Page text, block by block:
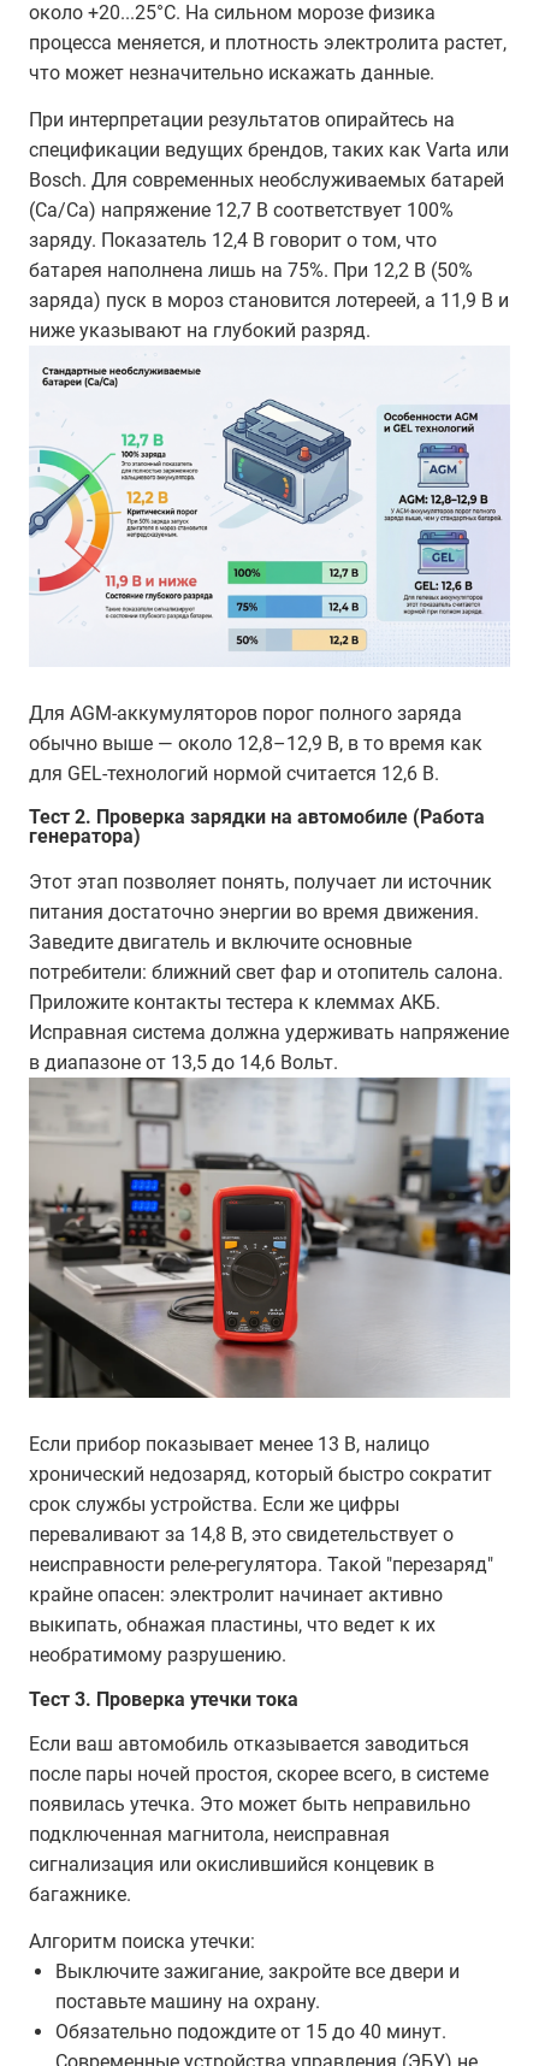
около +20...25°C. На сильном морозе физика
процесса меняется, и плотность электролита растет,
что может незначительно искажать данные.
При интерпретации результатов опирайтесь на
спецификации ведущих брендов, таких как Varta или
Bosch. Для современных необслуживаемых батарей
(Ca/Ca) напряжение 12,7 В соответствует 100%
заряду. Показатель 12,4 В говорит о том, что
батарея наполнена лишь на 75%. При 12,2 В (50%
заряда) пуск в мороз становится лотереей, а 11,9 В и
ниже указывают на глубокий разряд.
Для AGM-аккумуляторов порог полного заряда
обычно выше — около 12,8–12,9 В, в то время как
для GEL-технологий нормой считается 12,6 В.
Тест 2. Проверка зарядки на автомобиле (Работа
генератора)
Этот этап позволяет понять, получает ли источник
питания достаточно энергии во время движения.
Заведите двигатель и включите основные
потребители: ближний свет фар и отопитель салона.
Приложите контакты тестера к клеммах АКБ.
Исправная система должна удерживать напряжение
в диапазоне от 13,5 до 14,6 Вольт.
Если прибор показывает менее 13 В, налицо
хронический недозаряд, который быстро сократит
срок службы устройства. Если же цифры
переваливают за 14,8 В, это свидетельствует о
неисправности реле-регулятора. Такой "перезаряд"
крайне опасен: электролит начинает активно
выкипать, обнажая пластины, что ведет к их
необратимому разрушению.
Тест 3. Проверка утечки тока
Если ваш автомобиль отказывается заводиться
после пары ночей простоя, скорее всего, в системе
появилась утечка. Это может быть неправильно
подключенная магнитола, неисправная
сигнализация или окислившийся концевик в
багажнике.
Алгоритм поиска утечки:
Выключите зажигание, закройте все двери и
поставьте машину на охрану.
Обязательно подождите от 15 до 40 минут.